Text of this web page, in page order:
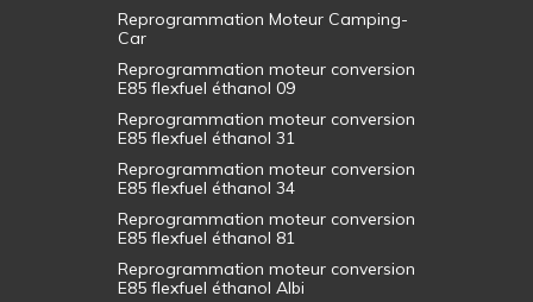
Reprogrammation Moteur Camping-
Car
Reprogrammation moteur conversion
E85 flexfuel éthanol 09
Reprogrammation moteur conversion
E85 flexfuel éthanol 31
Reprogrammation moteur conversion
E85 flexfuel éthanol 34
Reprogrammation moteur conversion
E85 flexfuel éthanol 81
Reprogrammation moteur conversion
E85 flexfuel éthanol Albi